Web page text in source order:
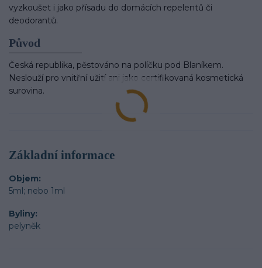
vyzkoušet i jako přísadu do domácích repelentů či
deodorantů.
Původ
Česká republika, pěstováno na políčku pod Blaníkem.
Neslouží pro vnitřní užití ani jako certifikovaná kosmetická
surovina.
Základní informace
Objem
5ml; nebo 1ml
Byliny
pelyněk